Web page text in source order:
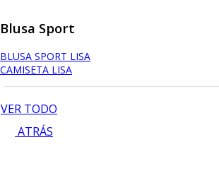
Blusa Sport
BLUSA SPORT LISA
CAMISETA LISA
VER TODO
ATRÁS